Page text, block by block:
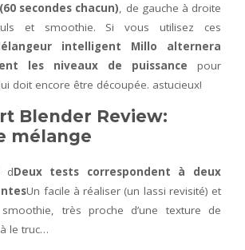
secondes chacun), de gauche à droite
et smoothie. Si vous utilisez ces
intelligent Millo
alternera
les niveaux de puissance pour
doit encore être découpée. astucieux!
Blender Review:
mélange
dDeux tests correspondent à deux
Un facile à réaliser (un lassi revisité) et
très proche d’une texture de
le truc…